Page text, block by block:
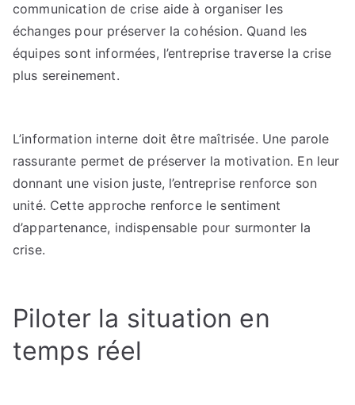
communication de crise aide à organiser les
échanges pour préserver la cohésion. Quand les
équipes sont informées, l’entreprise traverse la crise
plus sereinement.
L’information interne doit être maîtrisée. Une parole
rassurante permet de préserver la motivation. En leur
donnant une vision juste, l’entreprise renforce son
unité. Cette approche renforce le sentiment
d’appartenance, indispensable pour surmonter la
crise.
Piloter la situation en
temps réel